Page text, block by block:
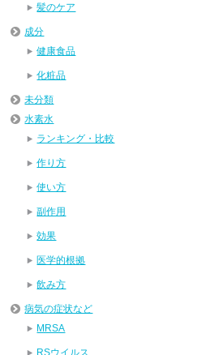
髪のケア
成分
健康食品
化粧品
未分類
水素水
ランキング・比較
作り方
使い方
副作用
効果
医学的根拠
飲み方
病気の症状など
MRSA
RSウイルス